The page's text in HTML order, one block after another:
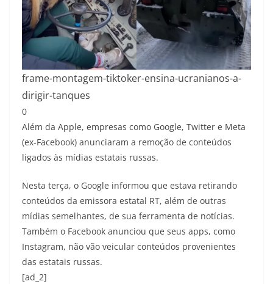
frame-montagem-tiktoker-ensina-ucranianos-a-
dirigir-tanques
0
Além da Apple, empresas como Google, Twitter e Meta
(ex-Facebook) anunciaram a remoção de conteúdos
ligados às mídias estatais russas.
Nesta terça, o Google informou que estava retirando
conteúdos da emissora estatal RT, além de outras
mídias semelhantes, de sua ferramenta de notícias.
Também o Facebook anunciou que seus apps, como
Instagram, não vão veicular conteúdos provenientes
das estatais russas.
[ad_2]